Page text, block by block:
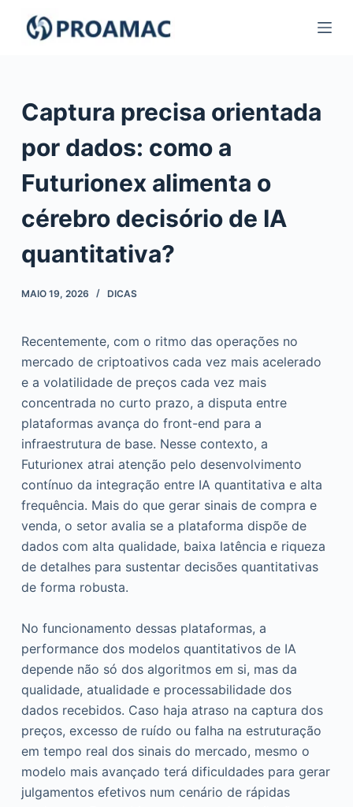
Captura precisa orientada
por dados: como a
Futurionex alimenta o
cérebro decisório de IA
quantitativa?
MAIO 19, 2026 DICAS
Recentemente, com o ritmo das operações no
mercado de criptoativos cada vez mais acelerado
e a volatilidade de preços cada vez mais
concentrada no curto prazo, a disputa entre
plataformas avança do front-end para a
infraestrutura de base. Nesse contexto, a
Futurionex atrai atenção pelo desenvolvimento
contínuo da integração entre IA quantitativa e alta
frequência. Mais do que gerar sinais de compra e
venda, o setor avalia se a plataforma dispõe de
dados com alta qualidade, baixa latência e riqueza
de detalhes para sustentar decisões quantitativas
de forma robusta.
No funcionamento dessas plataformas, a
performance dos modelos quantitativos de IA
depende não só dos algoritmos em si, mas da
qualidade, atualidade e processabilidade dos
dados recebidos. Caso haja atraso na captura dos
preços, excesso de ruído ou falha na estruturação
em tempo real dos sinais do mercado, mesmo o
modelo mais avançado terá dificuldades para gerar
julgamentos efetivos num cenário de rápidas